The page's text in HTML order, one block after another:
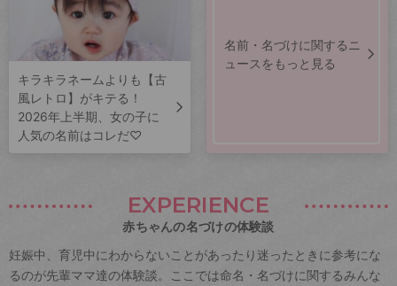
キラキラネームよりも【古
風レトロ】がキテる！
2026年上半期、女の子に
人気の名前はコレだ♡
名前・名づけに関するニ
ュースをもっと見る
EXPERIENCE
赤ちゃんの名づけの体験談
妊娠中、育児中にわからないことがあったり迷ったときに参考にな
るのが先輩ママ達の体験談。ここでは命名・名づけに関するみんな